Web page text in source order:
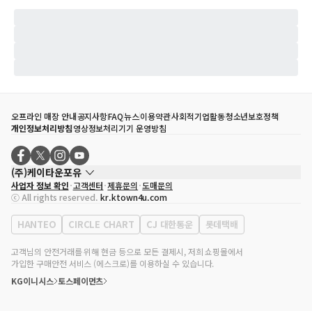
오프라인 매장 안내공지사항FAQ뉴스이용약관사회적기업활동청소년보호정책
개인정보처리방침영상정보처리기기 운영방침
(주)케이타운포유
대표자
송효민
사업자등록번호
120-87-71116
통신판매업 신고번호 제2011-서울강남-02223
대표전화
02-552-9855
사업자 정보 확인 고객센터 제휴문의 도매문의
ⓒ All rights reserved. kr.ktown4u.com
HANTEO CIRCLE CHART CJ 대한통운 롯데택배
고객님의 안전거래를 위해 현금 등으로 모든 결제시, 저희 쇼핑몰에서
가입한 구매안전 서비스 (에스크로)를 이용하실 수 있습니다.
KG이니시스 토스페이먼츠